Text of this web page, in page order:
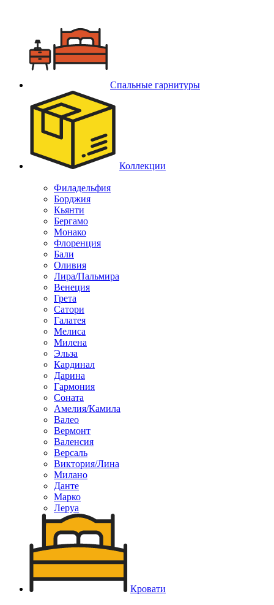
Спальные гарнитуры
Коллекции
Филадельфия
Борджия
Кьянти
Бергамо
Монако
Флоренция
Бали
Оливия
Лира/Пальмира
Венеция
Грета
Сатори
Галатея
Мелиса
Милена
Эльза
Кардинал
Дарина
Гармония
Соната
Амелия/Камила
Валео
Вермонт
Валенсия
Версаль
Виктория/Лина
Милано
Данте
Марко
Леруа
Кровати